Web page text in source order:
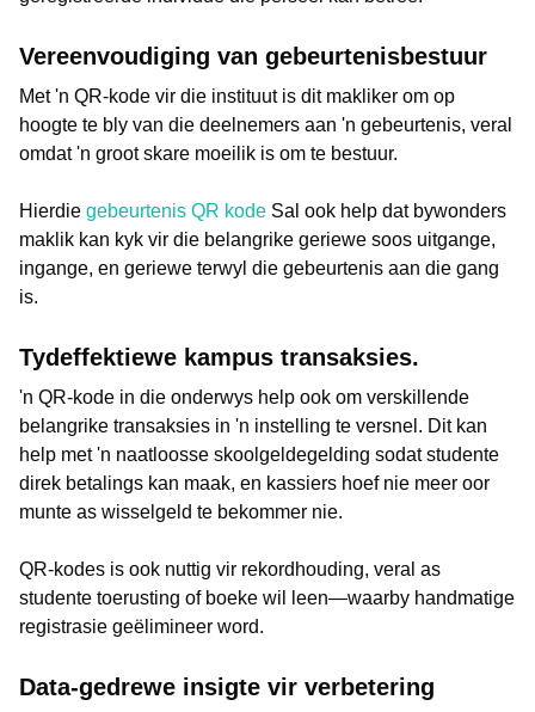
Vereenvoudiging van gebeurtenisbestuur
Met 'n QR-kode vir die instituut is dit makliker om op
hoogte te bly van die deelnemers aan 'n gebeurtenis, veral
omdat 'n groot skare moeilik is om te bestuur.
Hierdie gebeurtenis QR kode Sal ook help dat bywonders
maklik kan kyk vir die belangrike geriewe soos uitgange,
ingange, en geriewe terwyl die gebeurtenis aan die gang
is.
Tyd­effektiewe kampus transaksies.
'n QR-kode in die onderwys help ook om verskillende
belangrike transaksies in 'n instelling te versnel. Dit kan
help met 'n naatloosse skoolgeldegelding sodat studente
direk betalings kan maak, en kassiers hoef nie meer oor
munte as wisselgeld te bekommer nie.
QR-kodes is ook nuttig vir rekordhouding, veral as
studente toerusting of boeke wil leen—waarby handmatige
registrasie geëlimineer word.
Data-gedrewe insigte vir verbetering